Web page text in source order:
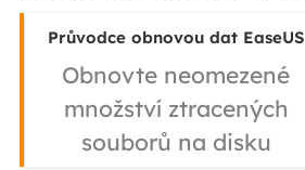
Průvodce obnovou dat EaseUS
Obnovte neomezené
množství ztracených
souborů na disku